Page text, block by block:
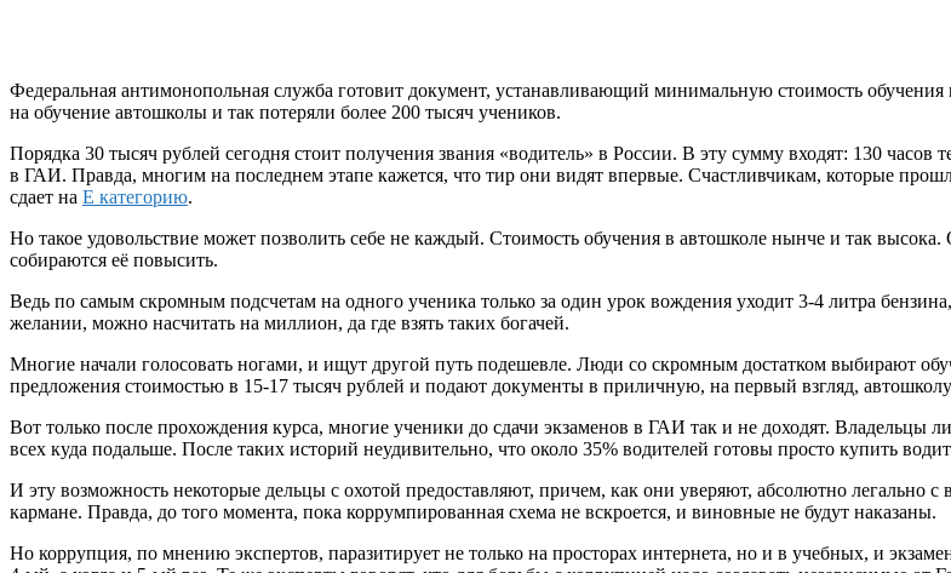
Федеральная антимонопольная служба готовит документ, устанавливающий минимальную стоимость
на обучение автошколы и так потеряли более 200 тысяч учеников.
Порядка 30 тысяч рублей сегодня стоит получения звания «водитель» в России. В эту сумму входят: 130
в ГАИ. Правда, многим на последнем этапе кажется, что тир они видят впервые. Счастливчикам, которые
сдает на Е категорию.
Но такое удовольствие может позволить себе не каждый. Стоимость обучения в автошколе нынче и так
собираются её повысить.
Ведь по самым скромным подсчетам на одного ученика только за один урок вождения уходит 3-4 литра
желании, можно насчитать на миллион, да где взять таких богачей.
Многие начали голосовать ногами, и ищут другой путь подешевле. Люди со скромным достатком выбирают
предложения стоимостью в 15-17 тысяч рублей и подают документы в приличную, на первый взгляд,
Вот только после прохождения курса, многие ученики до сдачи экзаменов в ГАИ так и не доходят. Владельцы
всех куда подальше. После таких историй неудивительно, что около 35% водителей готовы просто купить
И эту возможность некоторые дельцы с охотой предоставляют, причем, как они уверяют, абсолютно легально
кармане. Правда, до того момента, пока коррумпированная схема не вскроется, и виновные не будут наказаны.
Но коррупция, по мнению экспертов, паразитирует не только на просторах интернета, но и в учебных, и